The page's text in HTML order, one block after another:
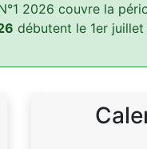
2026 couvre la
débutent le 1er